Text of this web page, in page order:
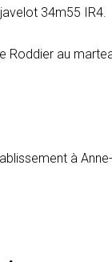
34m55 IR4.
Roddier au
à